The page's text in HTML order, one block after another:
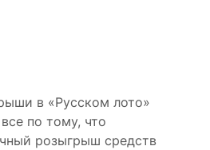
в «Русском лото»
по тому, что
розыгрыш средств